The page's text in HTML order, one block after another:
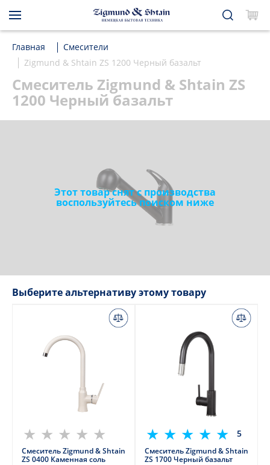
Главная
Смесители
Zigmund & Shtain ZS 1200 Черный базальт
Смеситель Zigmund & Shtain ZS
1200 Черный базальт
Этот товар снят с производства
воспользуйтесь поиском ниже
Выберите альтернативу этому товару
Смеситель Zigmund & Shtain
ZS 0400 Каменная соль
5
Смеситель Zigmund & Shtain
ZS 1700 Черный базальт